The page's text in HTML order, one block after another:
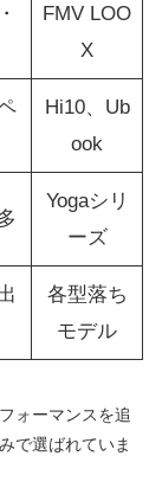
FMV LOO
X
Hi10、Ub
ook
Yogaシリ
ーズ
各型落ち
モデル
ォーマンスを追
で選ばれていま